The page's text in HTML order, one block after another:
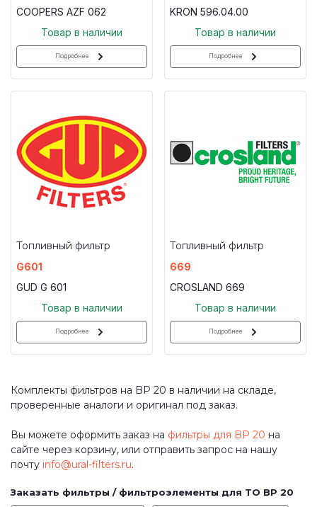
COOPERS AZF 062
Товар в наличии
Подробнее
KRON 596.04.00
Товар в наличии
Подробнее
Топливный фильтр
G601
GUD G 601
Товар в наличии
Подробнее
Топливный фильтр
669
CROSLAND 669
Товар в наличии
Подробнее
Комплекты фильтров на BP 20 в наличии на складе,
проверенные аналоги и оригинал под заказ.
Вы можете оформить заказ на фильтры для BP 20 на
сайте через корзину, или отправить запрос на нашу
почту info@ural-filters.ru.
Заказать фильтры / фильтроэлементы для ТО BP 20